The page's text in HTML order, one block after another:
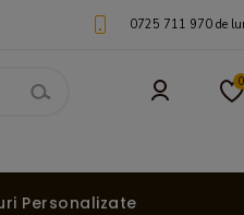
0725 711 970 de
0
Personalizate